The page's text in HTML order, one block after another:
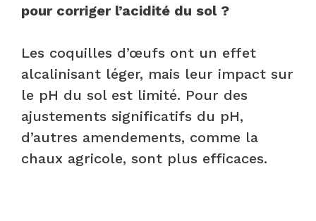
pour corriger l’acidité du sol ?
Les coquilles d’œufs ont un effet
alcalinisant léger, mais leur impact sur
le pH du sol est limité. Pour des
ajustements significatifs du pH,
d’autres amendements, comme la
chaux agricole, sont plus efficaces.​